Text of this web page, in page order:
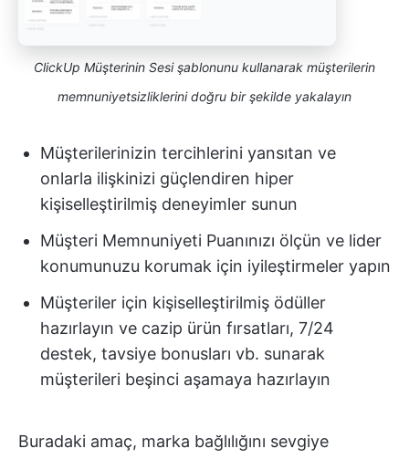
ClickUp Müşterinin Sesi şablonunu kullanarak müşterilerin
memnuniyetsizliklerini doğru bir şekilde yakalayın
Müşterilerinizin tercihlerini yansıtan ve
onlarla ilişkinizi güçlendiren hiper
kişiselleştirilmiş deneyimler sunun
Müşteri Memnuniyeti Puanınızı ölçün ve lider
konumunuzu korumak için iyileştirmeler yapın
Müşteriler için kişiselleştirilmiş ödüller
hazırlayın ve cazip ürün fırsatları, 7/24
destek, tavsiye bonusları vb. sunarak
müşterileri beşinci aşamaya hazırlayın
Buradaki amaç, marka bağlılığını sevgiye